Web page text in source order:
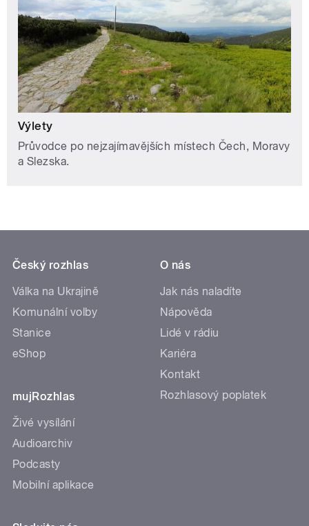
Výlety
Průvodce po nejzajímavějších místech Čech, Moravy
a Slezska.
Český rozhlas
Válka na Ukrajině
Komunální volby
Stanice
eShop
mujRozhlas
Živé vysílání
Audioarchiv
Podcasty
Mobilní aplikace
O nás
Jak nás naladíte
Nápověda
Lidé v rádiu
Kariéra
Kontakt
Rozhlasový poplatek